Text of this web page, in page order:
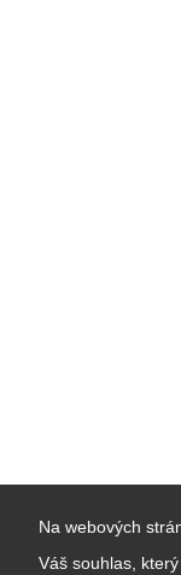
Na webových
Váš souhlas,